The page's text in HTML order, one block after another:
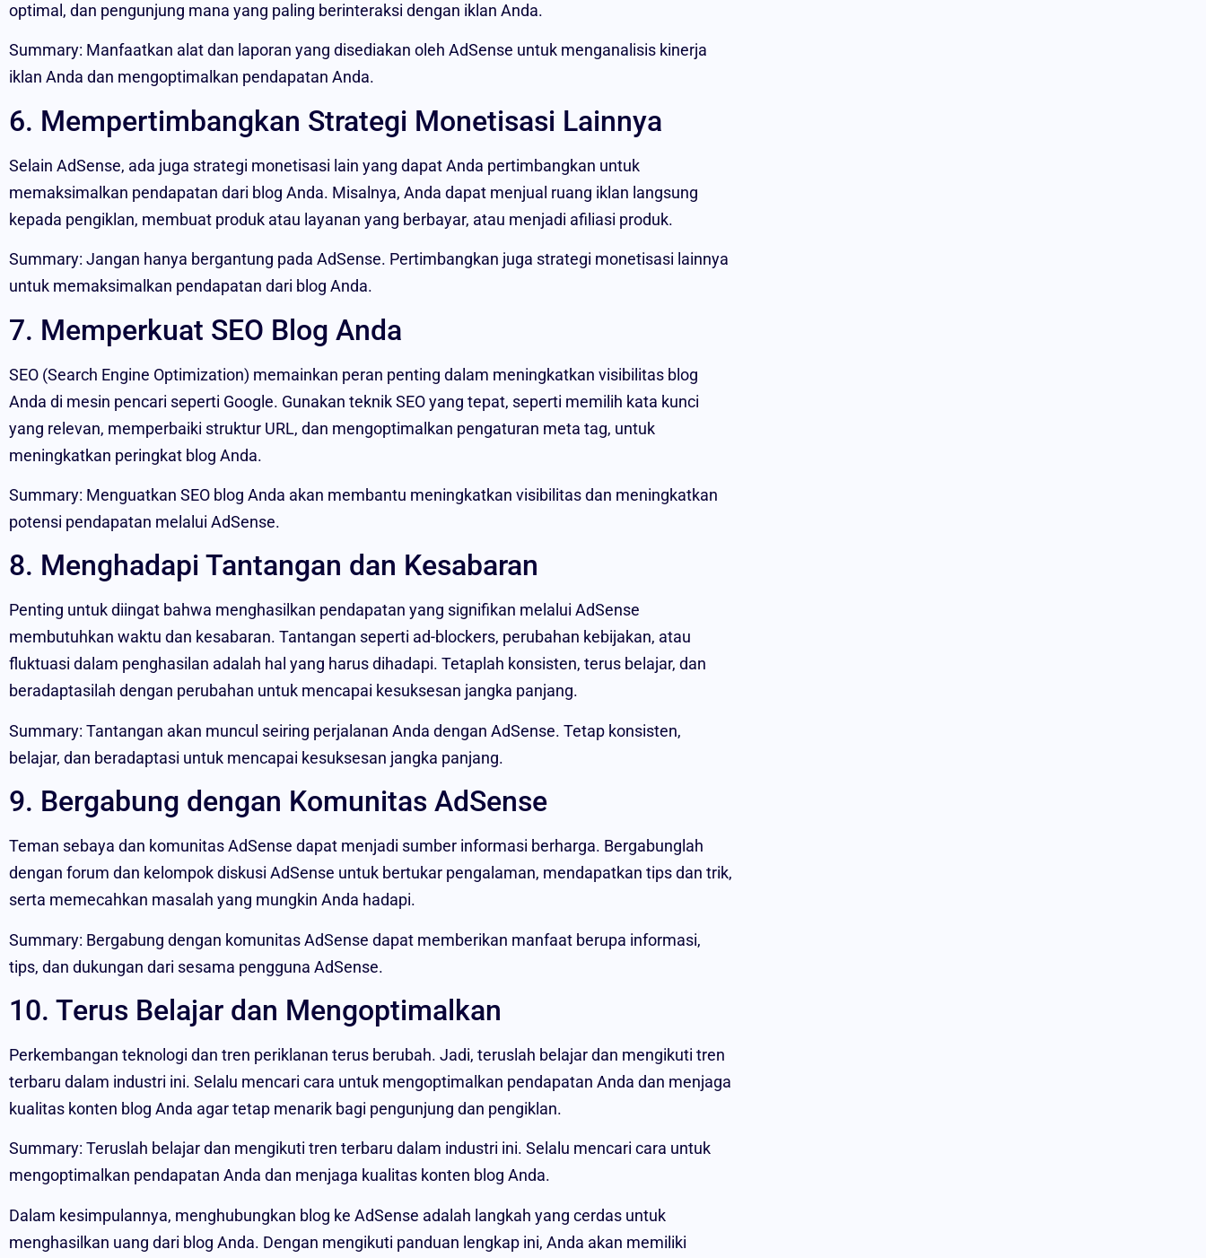
optimal, dan pengunjung mana yang paling berinteraksi dengan iklan Anda.
Summary: Manfaatkan alat dan laporan yang disediakan oleh AdSense untuk menganalisis kinerja
iklan Anda dan mengoptimalkan pendapatan Anda.
6. Mempertimbangkan Strategi Monetisasi Lainnya
Selain AdSense, ada juga strategi monetisasi lain yang dapat Anda pertimbangkan untuk
memaksimalkan pendapatan dari blog Anda. Misalnya, Anda dapat menjual ruang iklan langsung
kepada pengiklan, membuat produk atau layanan yang berbayar, atau menjadi afiliasi produk.
Summary: Jangan hanya bergantung pada AdSense. Pertimbangkan juga strategi monetisasi lainnya
untuk memaksimalkan pendapatan dari blog Anda.
7. Memperkuat SEO Blog Anda
SEO (Search Engine Optimization) memainkan peran penting dalam meningkatkan visibilitas blog
Anda di mesin pencari seperti Google. Gunakan teknik SEO yang tepat, seperti memilih kata kunci
yang relevan, memperbaiki struktur URL, dan mengoptimalkan pengaturan meta tag, untuk
meningkatkan peringkat blog Anda.
Summary: Menguatkan SEO blog Anda akan membantu meningkatkan visibilitas dan meningkatkan
potensi pendapatan melalui AdSense.
8. Menghadapi Tantangan dan Kesabaran
Penting untuk diingat bahwa menghasilkan pendapatan yang signifikan melalui AdSense
membutuhkan waktu dan kesabaran. Tantangan seperti ad-blockers, perubahan kebijakan, atau
fluktuasi dalam penghasilan adalah hal yang harus dihadapi. Tetaplah konsisten, terus belajar, dan
beradaptasilah dengan perubahan untuk mencapai kesuksesan jangka panjang.
Summary: Tantangan akan muncul seiring perjalanan Anda dengan AdSense. Tetap konsisten,
belajar, dan beradaptasi untuk mencapai kesuksesan jangka panjang.
9. Bergabung dengan Komunitas AdSense
Teman sebaya dan komunitas AdSense dapat menjadi sumber informasi berharga. Bergabunglah
dengan forum dan kelompok diskusi AdSense untuk bertukar pengalaman, mendapatkan tips dan trik,
serta memecahkan masalah yang mungkin Anda hadapi.
Summary: Bergabung dengan komunitas AdSense dapat memberikan manfaat berupa informasi,
tips, dan dukungan dari sesama pengguna AdSense.
10. Terus Belajar dan Mengoptimalkan
Perkembangan teknologi dan tren periklanan terus berubah. Jadi, teruslah belajar dan mengikuti tren
terbaru dalam industri ini. Selalu mencari cara untuk mengoptimalkan pendapatan Anda dan menjaga
kualitas konten blog Anda agar tetap menarik bagi pengunjung dan pengiklan.
Summary: Teruslah belajar dan mengikuti tren terbaru dalam industri ini. Selalu mencari cara untuk
mengoptimalkan pendapatan Anda dan menjaga kualitas konten blog Anda.
Dalam kesimpulannya, menghubungkan blog ke AdSense adalah langkah yang cerdas untuk
menghasilkan uang dari blog Anda. Dengan mengikuti panduan lengkap ini, Anda akan memiliki